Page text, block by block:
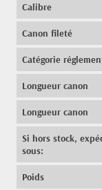
Calibre
Canon fileté
Catégorie
Longueur canon
Longueur canon
Si hors stock,
sous:
Poids